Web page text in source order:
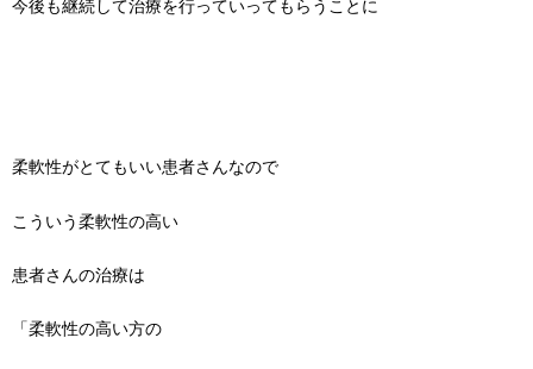
今後も継続して治療を行っていってもらうことに
柔軟性がとてもいい患者さんなので
こういう柔軟性の高い
患者さんの治療は
「柔軟性の高い方の